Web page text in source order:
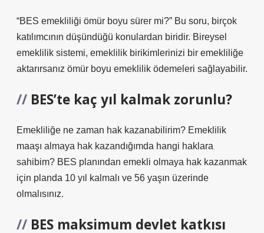
“BES emekliliği ömür boyu sürer mi?” Bu soru, birçok
katılımcının düşündüğü konulardan biridir. Bireysel
emeklilik sistemi, emeklilik birikimlerinizi bir emekliliğe
aktarırsanız ömür boyu emeklilik ödemeleri sağlayabilir.
BES’te kaç yıl kalmak zorunlu?
Emekliliğe ne zaman hak kazanabilirim? Emeklilik
maaşı almaya hak kazandığımda hangi haklara
sahibim? BES planından emekli olmaya hak kazanmak
için planda 10 yıl kalmalı ve 56 yaşın üzerinde
olmalısınız.
BES maksimum devlet katkısı